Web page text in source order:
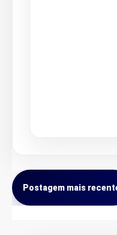
Postagem mais